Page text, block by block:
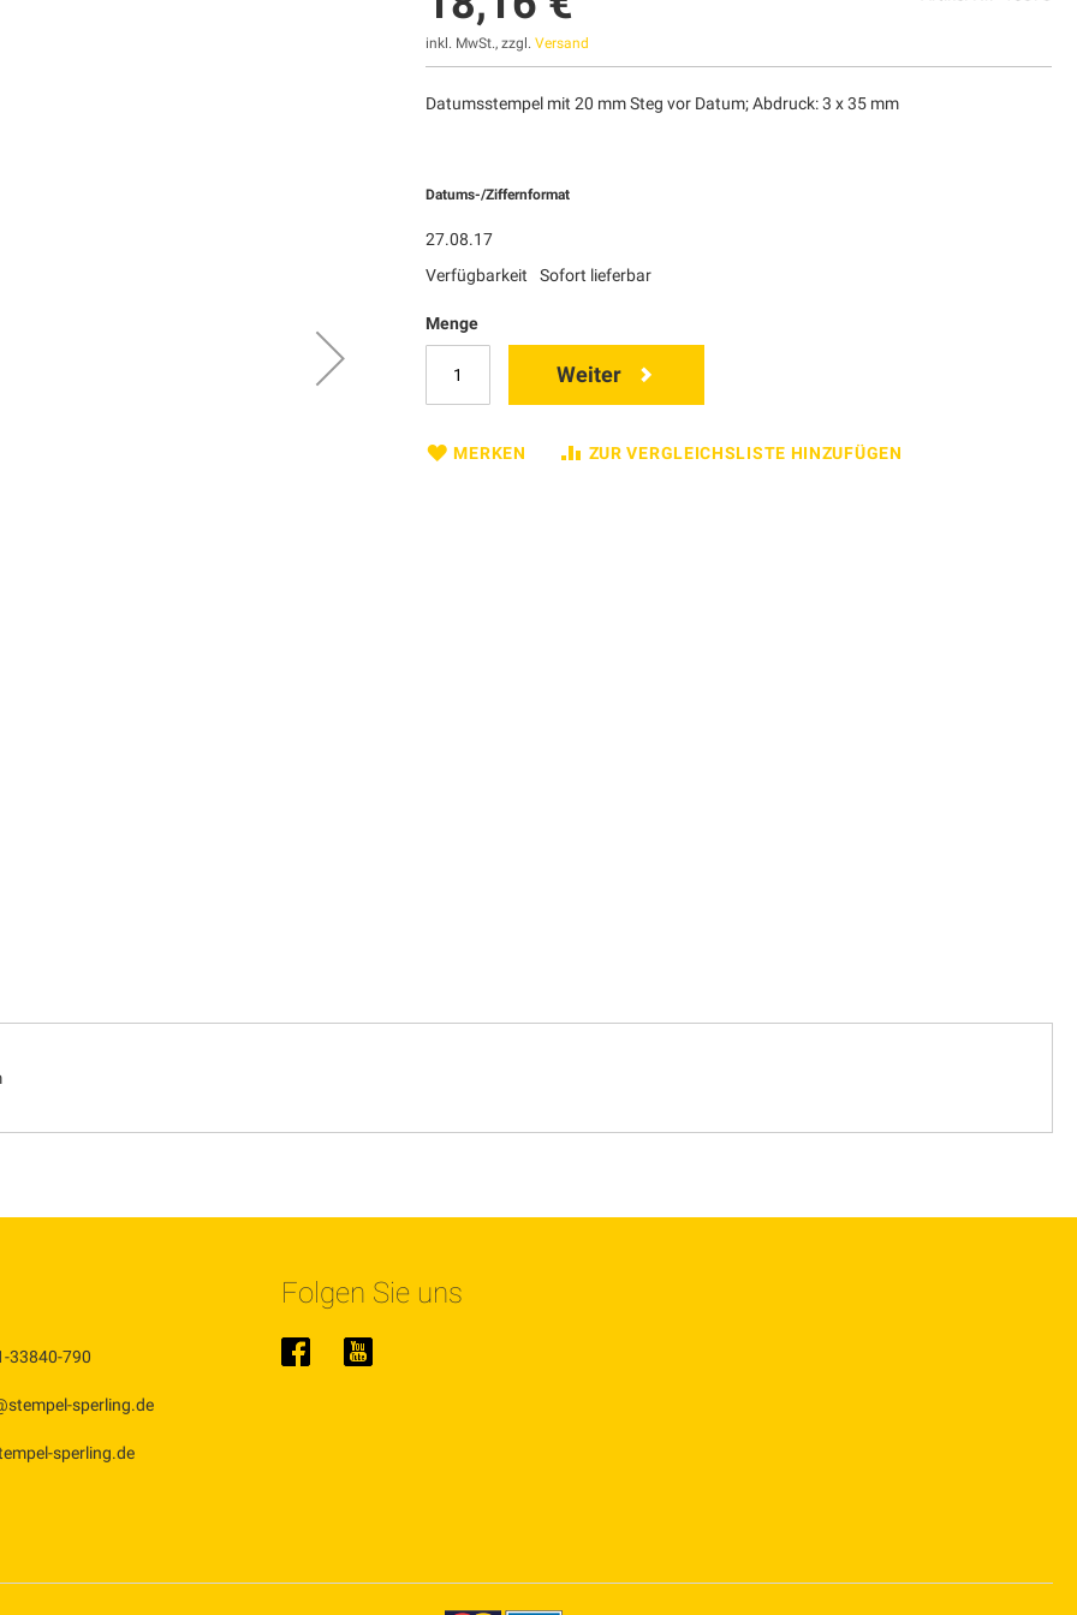
inkl. MwSt., zzgl.Versand
Datumsstempel mit 20 mm Steg vor Datum; Abdruck: 3 x 35 mm
Datums-/Ziffernformat
27.08.17
Verfügbarkeit
Sofort lieferbar
Menge
Weiter
MERKEN ZUR VERGLEICHSLISTE HINZUFÜGEN
33840-790
sperling.de
sperling.de
Folgen Sie uns